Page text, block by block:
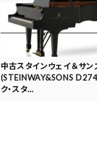
中古スタインウェイ＆サン
(STEINWAY&SONS
ク・スタ…